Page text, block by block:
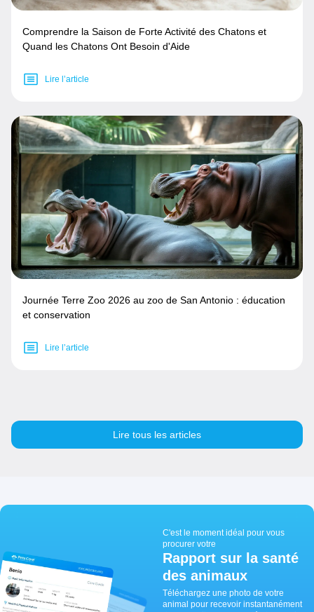
Comprendre la Saison de Forte Activité des Chatons et
Quand les Chatons Ont Besoin d'Aide
Lire l’article
Journée Terre Zoo 2026 au zoo de San Antonio : éducation
et conservation
Lire l’article
Lire tous les articles
C'est le moment idéal pour vous
procurer votre
Rapport sur la santé
des animaux
Téléchargez une photo de votre
animal pour recevoir instantanément